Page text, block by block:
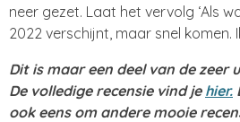
neer gezet. Laat het vervolg ‘Als
2022 verschijnt, maar snel komen.
Dit is maar een deel van de zeer
De volledige recensie vind je hier.
ook eens om andere mooie